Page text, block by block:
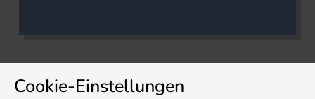
Cookie-Einstellungen